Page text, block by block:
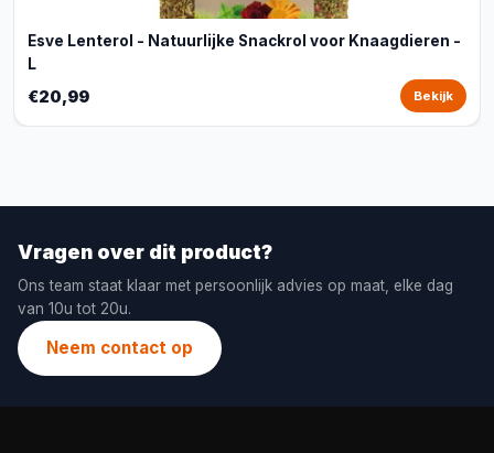
Esve Lenterol - Natuurlijke Snackrol voor Knaagdieren -
L
€20,99 Bekijk
Vragen over dit product?
Ons team staat klaar met persoonlijk advies op maat, elke dag
van 10u tot 20u.
Neem contact op